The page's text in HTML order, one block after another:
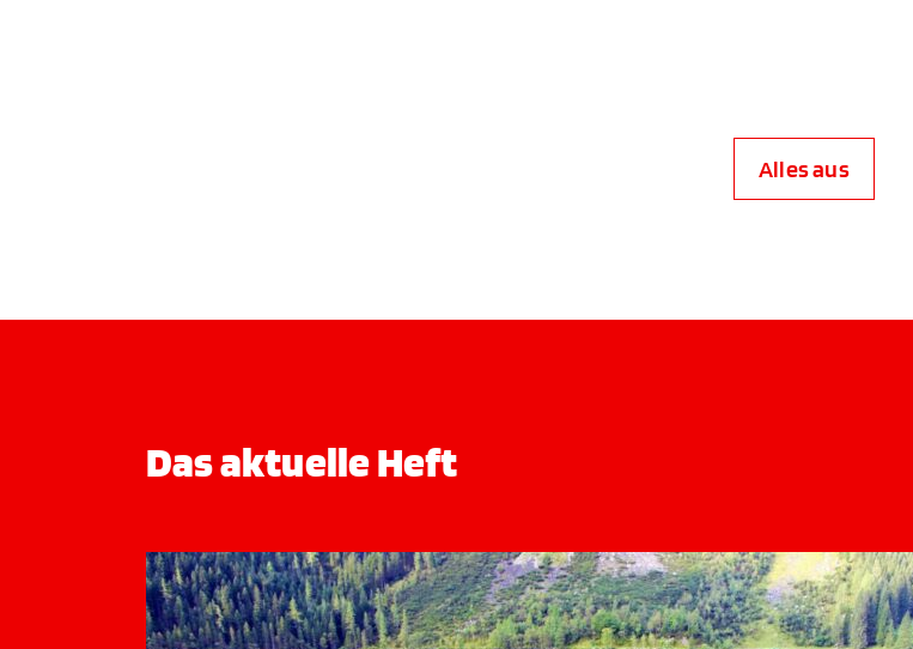
Alles aus
Das aktuelle Heft